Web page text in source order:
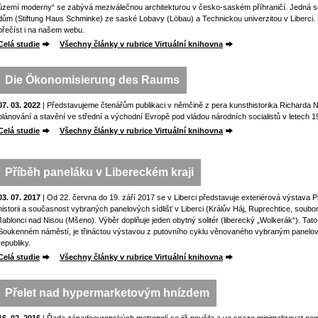
moderny“ se zabývá meziválečnou architekturou v česko-saském příhraničí. Jedná
(Stiftung Haus Schminke) ze saské Lobavy (Löbau) a Technickou univerzitou v
i na našem webu.
studie
Všechny články v rubrice Virtuální knihovna
Die Ökonomisierung des Raums
03. 2022 | Představujeme čtenářům publikaci v němčině z pera kunsthistorika Richarda
a stavění ve střední a východní Evropě pod vládou národních socialistů v letech
studie
Všechny články v rubrice Virtuální knihovna
Příběh paneláku v Libereckém kraji
07. 2017 | Od 22. června do 19. září 2017 se v Liberci představuje exteriérová výstava
a současnost vybraných panelových sídlišť v Liberci (Králův Háj, Ruprechtice,
nad Nisou (Mšeno). Výběr doplňuje jeden obytný solitér (liberecký „Wolkerák“).
náměstí, je třináctou výstavou z putovního cyklu věnovaného vybraným
studie
Všechny články v rubrice Virtuální knihovna
Přelet nad hypermarketovým hnízdem